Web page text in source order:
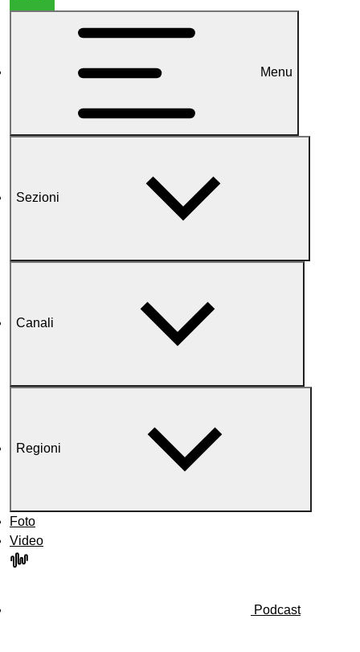
Menu
Sezioni
Canali
Regioni
Foto
Video
Podcast